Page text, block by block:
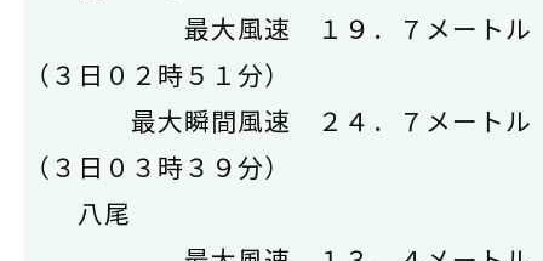
最大風速 １９．７メート
（３日０２時５１分）
最大瞬間風速 ２４．７メー
（３日０３時３９分）
八尾